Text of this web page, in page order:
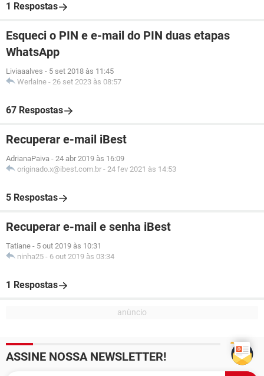
1 Respostas
Esqueci o PIN e e-mail do PIN duas etapas
WhatsApp
Liviaaalves - 5 set 2018 às 11:45
Werlaine - 26 set 2023 às 08:57
67 Respostas
Recuperar e-mail iBest
AdrianaPaiva - 24 abr 2019 às 16:09
originado.x@ibest.com.br - 24 fev 2021 às 14:53
5 Respostas
Recuperar e-mail e senha iBest
Tatiane - 5 out 2019 às 10:31
ninha25 - 6 out 2019 às 03:34
1 Respostas
ASSINE NOSSA NEWSLETTER!